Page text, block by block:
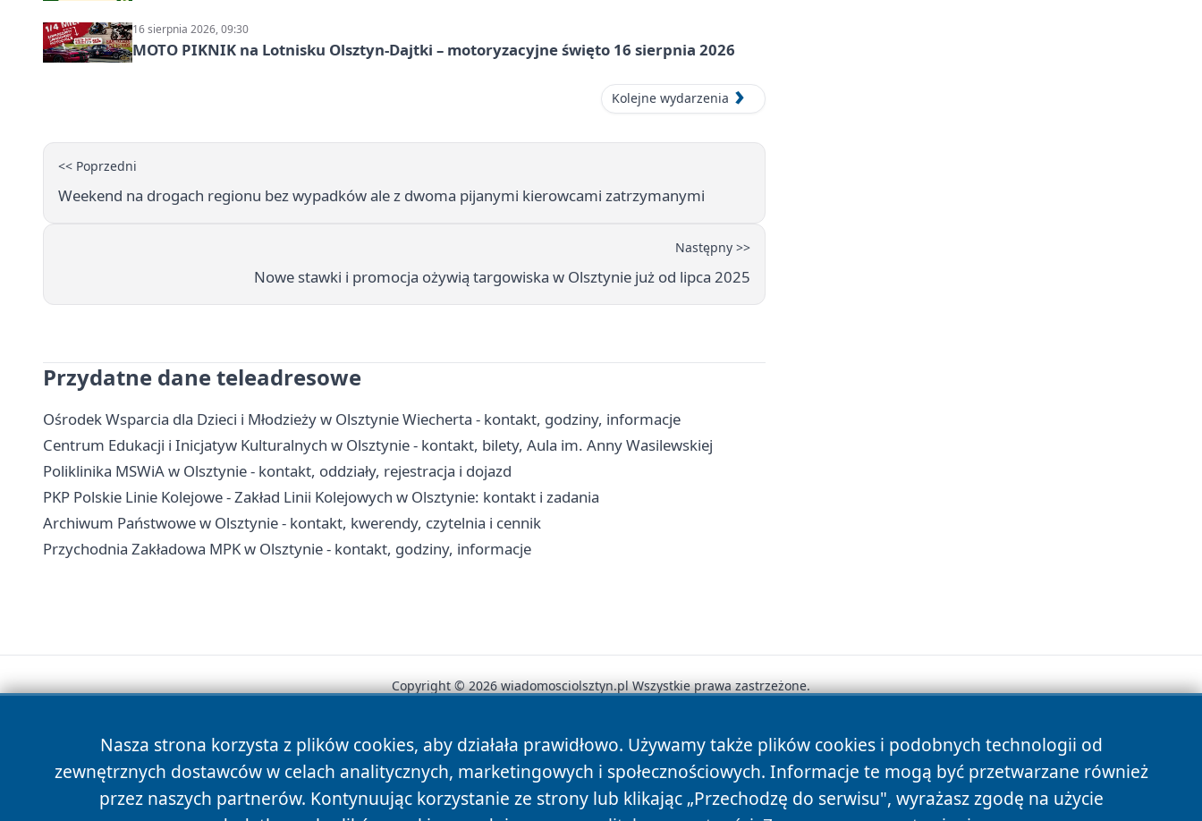
16 sierpnia 2026, 09:30
MOTO PIKNIK na Lotnisku Olsztyn-Dajtki – motoryzacyjne święto 16 sierpnia 2026
Kolejne wydarzenia
<< Poprzedni
Weekend na drogach regionu bez wypadków ale z dwoma pijanymi kierowcami zatrzymanymi
Następny >>
Nowe stawki i promocja ożywią targowiska w Olsztynie już od lipca 2025
Przydatne dane teleadresowe
Ośrodek Wsparcia dla Dzieci i Młodzieży w Olsztynie Wiecherta - kontakt, godziny, informacje
Centrum Edukacji i Inicjatyw Kulturalnych w Olsztynie - kontakt, bilety, Aula im. Anny Wasilewskiej
Poliklinika MSWiA w Olsztynie - kontakt, oddziały, rejestracja i dojazd
PKP Polskie Linie Kolejowe - Zakład Linii Kolejowych w Olsztynie: kontakt i zadania
Archiwum Państwowe w Olsztynie - kontakt, kwerendy, czytelnia i cennik
Przychodnia Zakładowa MPK w Olsztynie - kontakt, godziny, informacje
Nasza strona korzysta z plików cookies, aby działała prawidłowo. Używamy także plików cookies i podobnych technologii od
zewnętrznych dostawców w celach analitycznych, marketingowych i społecznościowych. Informacje te mogą być przetwarzane również
przez naszych partnerów. Kontynuując korzystanie ze strony lub klikając „Przechodzę do serwisu", wyrażasz zgodę na użycie
Copyright © 2026 wiadomosciolsztyn.pl Wszystkie prawa zastrzeżone.
News Autorzy Polityka Prywatności Polityka Cookies